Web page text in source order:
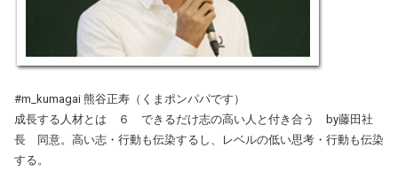
#m_kumagai 熊谷正寿（くまポンパパです）
成長する人材とは ６ できるだけ志の高い人と付き合う by藤田社
長 同意。高い志・行動も伝染するし、レベルの低い思考・行動も伝染
する。